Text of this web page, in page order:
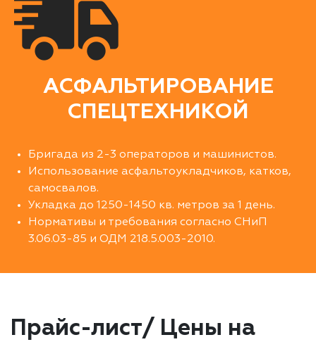
АСФАЛЬТИРОВАНИЕ
СПЕЦТЕХНИКОЙ
Бригада из 2-3 операторов и машинистов.
Использование асфальтоукладчиков, катков,
самосвалов.
Укладка до 1250-1450 кв. метров за 1 день.
Нормативы и требования согласно СНиП
3.06.03-85 и ОДМ 218.5.003-2010.
Прайс-лист/ Цены на